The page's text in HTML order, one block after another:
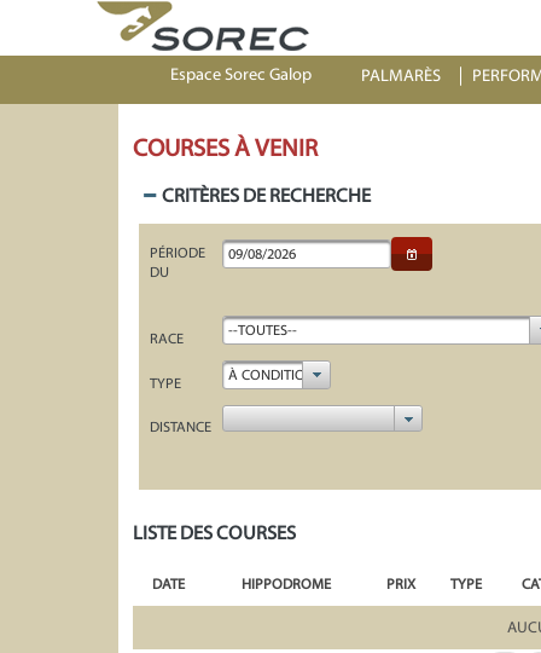
Espace Sorec Galop PALMARÈS
COURSES À VENIR
CRITÈRES DE RECHERCHE
PÉRIODE
DU
RACE --TOUTES--
TYPE À CONDITION
DISTANCE
LISTE DES COURSES
DATE HIPPODROME PRIX TYPE